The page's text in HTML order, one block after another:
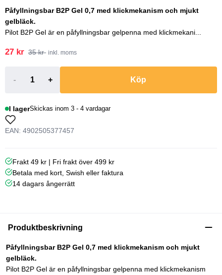
Påfyllningsbar B2P Gel 0,7 med klickmekanism och mjukt
gelbläck.
Pilot B2P Gel är en påfyllningsbar gelpenna med klickmekani...
27 kr 35 kr inkl. moms
- + Köp
I lagerSkickas inom 3 - 4 vardagar
EAN: 4902505377457
Frakt 49 kr | Fri frakt över 499 kr
Betala med kort, Swish eller faktura
14 dagars ångerrätt
Produktbeskrivning
Påfyllningsbar B2P Gel 0,7 med klickmekanism och mjukt
gelbläck.
Pilot B2P Gel är en påfyllningsbar gelpenna med klickmekanism